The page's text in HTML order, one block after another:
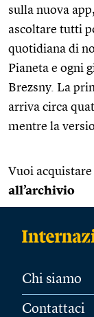
sulla nuova
ascoltare tutti
quotidiana di
Pianeta e ogni
Brezsny. La
arriva circa
mentre la
Vuoi
all’archivio
Chi siamo
Contattaci